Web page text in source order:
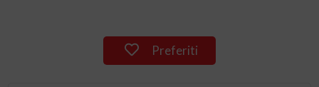
Preferiti